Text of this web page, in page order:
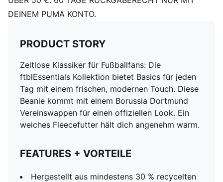
DEINEM PUMA KONTO.
PRODUCT STORY
Zeitlose Klassiker für Fußballfans: Die
ftblEssentials Kollektion bietet Basics für jeden
Tag mit einem frischen, modernen Touch. Diese
Beanie kommt mit einem Borussia Dortmund
Vereinswappen für einen offiziellen Look. Ein
weiches Fleecefutter hält dich angenehm warm.
FEATURES + VORTEILE
Hergestellt aus mindestens 30 % recycelten